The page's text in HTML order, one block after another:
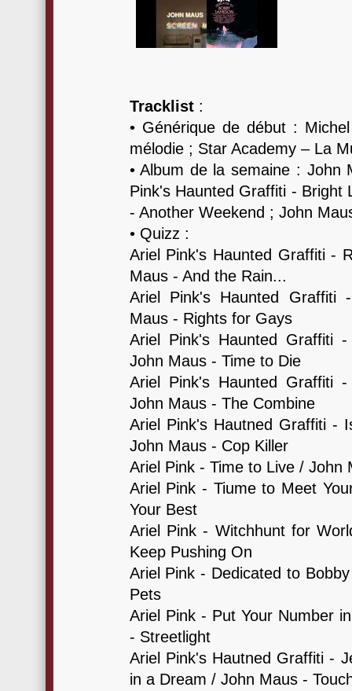
Tracklist:
• Générique de début :
mélodie ; Star Academy – La
• Album de la semaine : John
Pink's Haunted Graffiti - Bright
- Another Weekend ; John
• Quizz :
Ariel Pink's Haunted Graffiti -
Maus - And the Rain...
Ariel Pink's Haunted Graffiti
Maus - Rights for Gays
Ariel Pink's Haunted Graffiti
John Maus - Time to Die
Ariel Pink's Haunted Graffiti
John Maus - The Combine
Ariel Pink's Hautned Graffiti -
John Maus - Cop Killer
Ariel Pink - Time to Live / John
Ariel Pink - Tiume to Meet
Your Best
Ariel Pink - Witchhunt for
Keep Pushing On
Ariel Pink - Dedicated to
Pets
Ariel Pink - Put Your Number
- Streetlight
Ariel Pink's Hautned Graffiti -
in a Dream / John Maus -